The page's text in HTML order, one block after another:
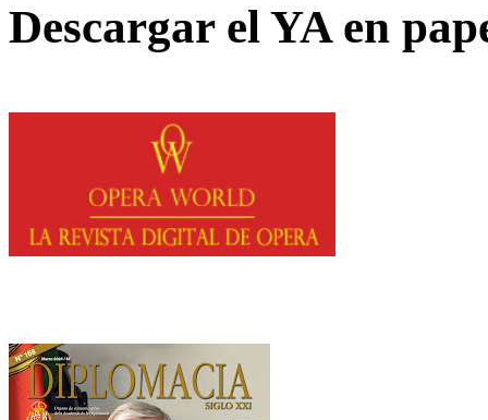
Descargar el YA en